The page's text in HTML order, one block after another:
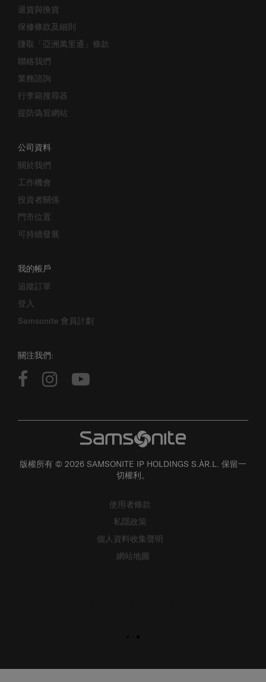
退貨與換貨
保修條款及細則
賺取「亞洲萬里通」條款
聯絡我們
業務諮詢
行李箱搜尋器
提防偽冒網站
公司資料
關於我們
工作機會
投資者關係
門市位置
可持續發展
我的帳戶
追蹤訂單
登入
Samsonite 會員計劃
關注我們:
版權所有 © 2026 SAMSONITE IP HOLDINGS S.ÀR.L. 保留一
切權利。
使用者條款
私隱政策
個人資料收集聲明
網站地圖